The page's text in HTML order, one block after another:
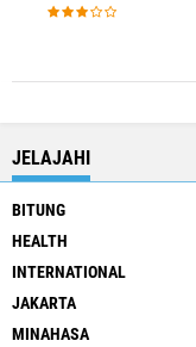
JELAJAHI
BITUNG
HEALTH
INTERNATIONAL
JAKARTA
MINAHASA